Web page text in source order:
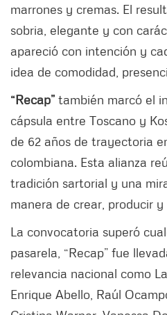
marrones y cremas. El
sobria, elegante y con
apareció con intención y
idea de comodidad,
“Recap” también marcó el
cápsula entre Toscano y
de 62 años de trayectoria
colombiana. Esta alianza
tradición sartorial y una
manera de crear, producir
La convocatoria superó
pasarela, “Recap” fue
relevancia nacional como
Enrique Abello, Raúl